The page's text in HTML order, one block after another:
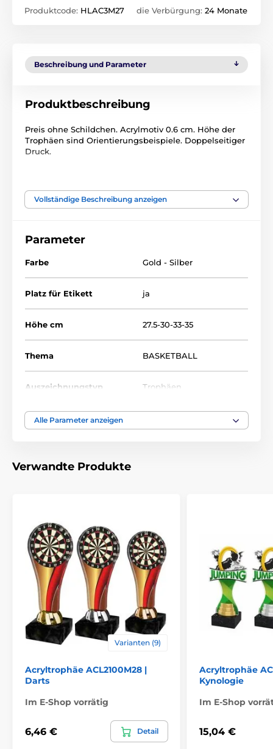
Produktcode: HLAC3M27 die Verbürgung: 24 Monate
Beschreibung und Parameter
Produktbeschreibung
Preis ohne Schildchen. Acrylmotiv 0.6 cm. Höhe der
Trophäen sind Orientierungsbeispiele. Doppelseitiger
Druck.
Basketball Acryltrophäen HLAC3
Vollständige Beschreibung anzeigen
Parameter
Farbe Gold - Silber
Platz für Etikett ja
Höhe cm 27.5-30-33-35
Thema BASKETBALL
Auszeichnungstyp Trophäen
Material
Emblems
Alle Parameter anzeigen
Verwandte Produkte
Varianten (9)
Acryltrophäe ACL2100M28 |
Darts
Im E-Shop vorrätig
6,46 € Detail
Acryltrophäe
Kynologie
Im E-Shop
15,04 €